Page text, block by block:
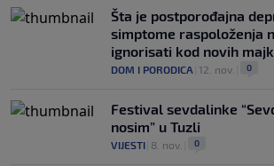
Šta je postporođajna
simptome raspoloženja
ignorisati kod novih
DOM I PORODICA 12. nov. 0
Festival sevdalinke
nosim” u Tuzli
VIJESTI 8. nov. 0